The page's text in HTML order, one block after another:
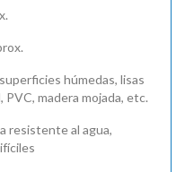
húmedas, lisas
madera mojada, etc.
resistente al agua,